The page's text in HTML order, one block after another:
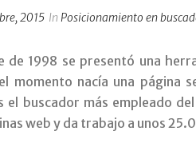
2015 In Posicionamiento en
de 1998 se presentó una
momento nacía una
el buscador más empleado
web y da trabajo a unos